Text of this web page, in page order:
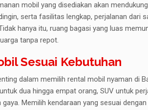
mobil yang disediakan akan
serta fasilitas lengkap, perjalanan dari
hanya itu, ruang bagasi yang luas
tanpa repot.
Sesuai Kebutuhan
dalam memilih rental mobil nyaman di
dua hingga empat orang, SUV untuk
gaya. Memilih kendaraan yang sesuai